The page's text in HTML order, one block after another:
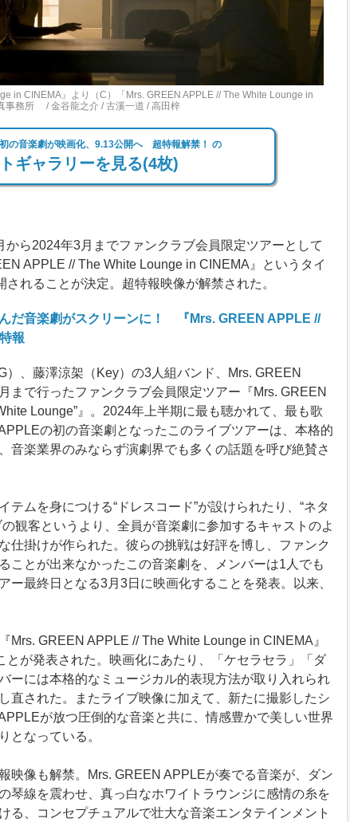
in CINEMA』より（C）「Mrs. GREEN APPLE // The White Lounge in
事務所 / 金谷龍之介 / 古溪一道 / 高田梓
の音楽劇が映画化、9.13公開へ 超特報解禁！ の
ギャラリーを見る(4枚)
ら2024年3月までファンクラブ会員限定ツアーとして
APPLE // The White Lounge in CINEMA』というタイ
れることが決定。超特報映像が解禁された。
だ音楽劇がスクリーンに！ 『Mrs. GREEN APPLE //
報
、藤澤涼架（Key）の3人組バンド、Mrs. GREEN
まで行ったファンクラブ会員限定ツアー『Mrs. GREEN
Lounge”』。2024年上半期に最も聴かれて、最も歌
の初の音楽劇となったこのライブツアーは、本格的
音楽業界のみならず演劇界でも多くの話題を呼び絶賛さ
ムを身につける“ドレスコード”が設けられたり、“ネタ
観客というより、全員が音楽劇に参加するキャストのよ
仕掛けが作られた。彼らの挑戦は好評を博し、ファンク
ことが出来なかったこの音楽劇を、メンバーは1人でも
ー最終日となる3月3日に映画化することを発表。以来、
GREEN APPLE // The White Lounge in CINEMA』
とが発表された。映画化にあたり、「ケセラセラ」「ダ
ーには本格的なミュージカル的表現方法が取り入れられ
直された。またライブ映像に加えて、新たに撮影したシ
が放つ圧倒的な音楽と共に、情感豊かで美しい世界
となっている。
像も解禁。Mrs. GREEN APPLEが奏でる音楽が、ダン
琴線を震わせ、真っ白なホワイトラウンジに感情の糸を
る、コンセプチュアルで壮大な音楽エンタテインメント